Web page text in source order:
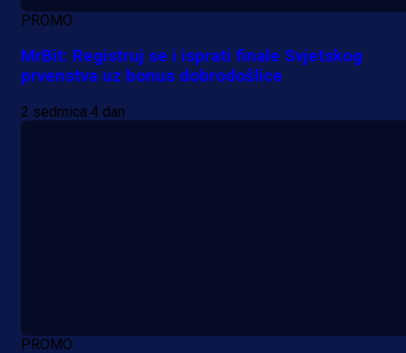
PROMO
MrBit: Registruj se i isprati finale Svjetskog
prvenstva uz bonus dobrodošlice
2 sedmica 4 dan
PROMO